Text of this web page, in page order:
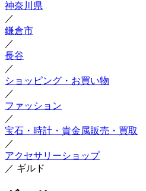
神奈川県
／
鎌倉市
／
長谷
／
ショッピング・お買い物
／
ファッション
／
宝石・時計・貴金属販売・買取
／
アクセサリーショップ
／ ギルド